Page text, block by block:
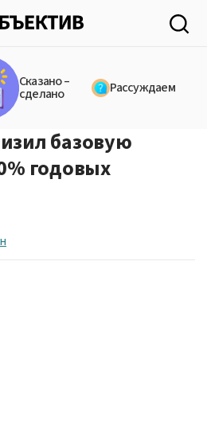
Сказано –
сделано Рассуждаем
базовую
годовых